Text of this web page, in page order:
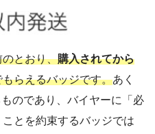
とおり、購入されてから
らえるバッジです。あく
のであり、バイヤーに「必
とを約束するバッジでは